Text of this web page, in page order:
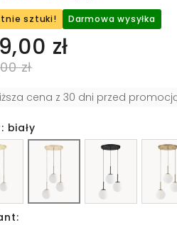
sztuki! Darmowa wysyłka
zł
zł
cena z 30 dni przed
biały